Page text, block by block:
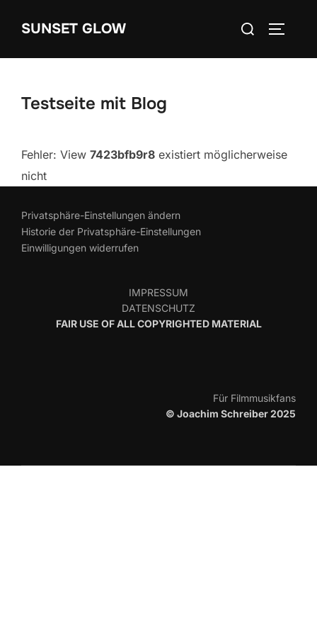
InhaltSUNSET GLOW
Suchen
Testseite mit Blog
Fehler: View 7423bfb9r8 existiert möglicherweise
nicht
Privatsphäre-Einstellungen ändern
Historie der Privatsphäre-Einstellungen
Einwilligungen widerrufen
IMPRESSUM
DATENSCHUTZ
FAIR USE OF ALL COPYRIGHTED MATERIAL
Für Filmmusikfans
© Joachim Schreiber 2025